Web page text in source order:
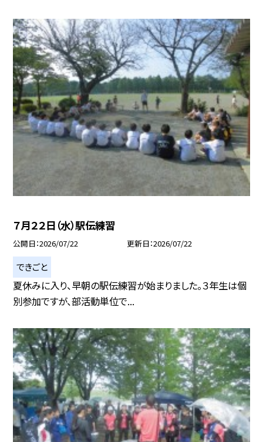
７月２２日（水）駅伝練習
公開日 2026/07/22 更新日 2026/07/22
できごと
夏休みに入り、早朝の駅伝練習が始まりました。３年生は個
別参加ですが、部活動単位で...